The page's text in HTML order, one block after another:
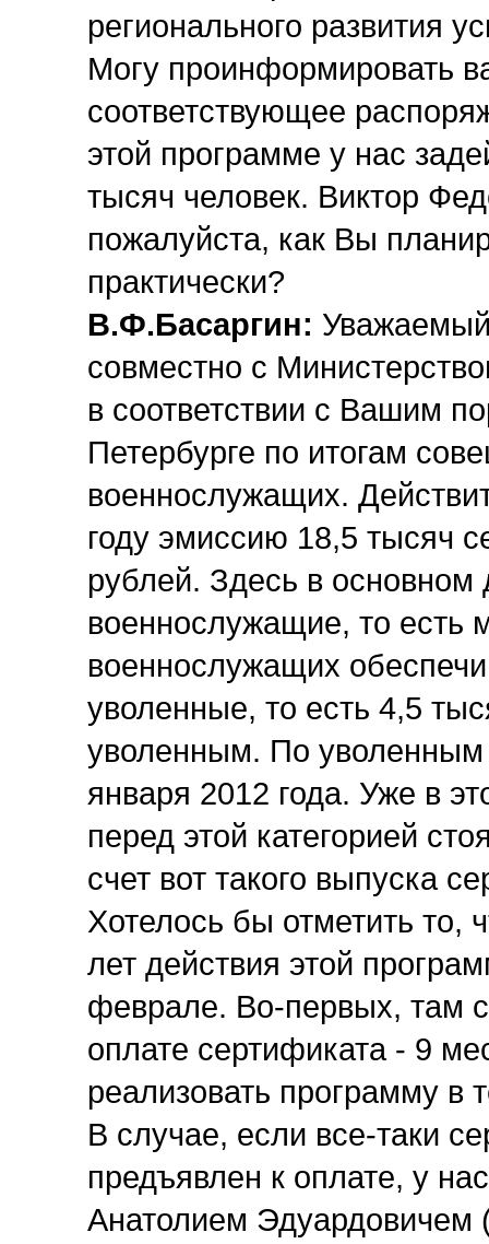
регионального развития
Могу проинформировать
соответствующее
этой программе у нас
тысяч человек. Виктор
пожалуйста, как Вы
практически?
В.Ф.Басаргин:
совместно с
в соответствии с Вашим
Петербурге по итогам
военнослужащих.
году эмиссию 18,5 тысяч
рублей. Здесь в основном
военнослужащие, то есть
военнослужащих
уволенные, то есть 4,5
уволенным. По уволенным
января 2012 года. Уже в
перед этой категорией
счет вот такого выпуска
Хотелось бы отметить то,
лет действия этой
феврале. Во-первых, там
оплате сертификата - 9
реализовать программу в
В случае, если все-таки
предъявлен к оплате, у
Анатолием Эдуардовичем